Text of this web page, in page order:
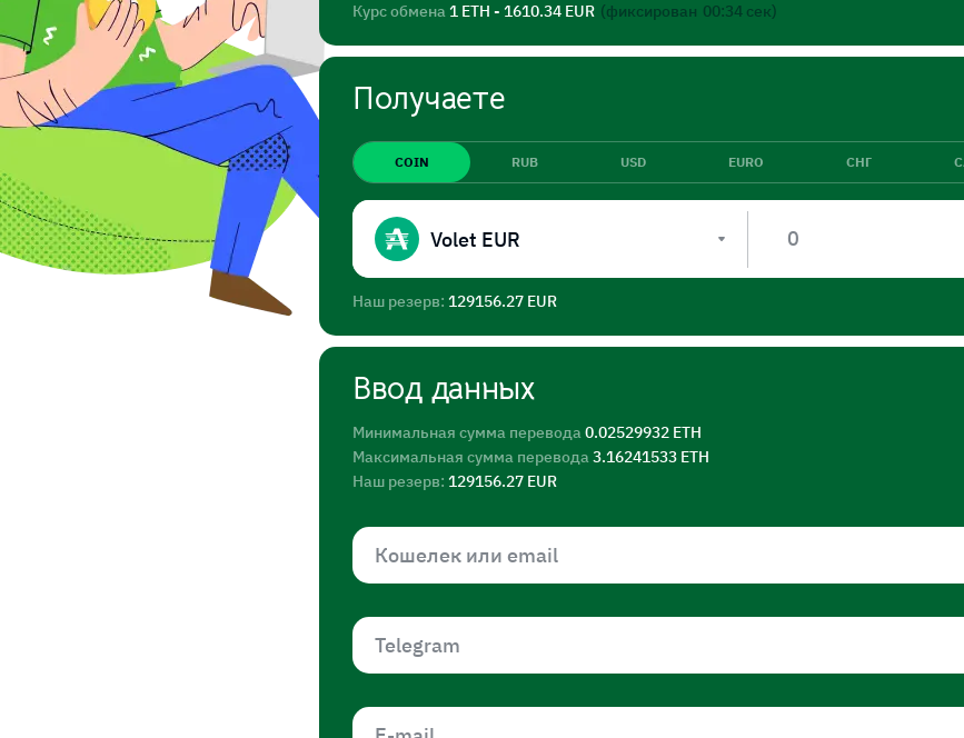
Курс обмена 1 ETH - 1610.34 EUR (фиксирован 00:33 сек)
Получаете
COIN RUB USD EURO СНГ
Volet EUR
Наш резерв: 129156.27 EUR
Ввод данных
Минимальная сумма перевода0.02529932 ETH
Максимальная сумма перевода3.16241533 ETH
Наш резерв: 129156.27 EUR